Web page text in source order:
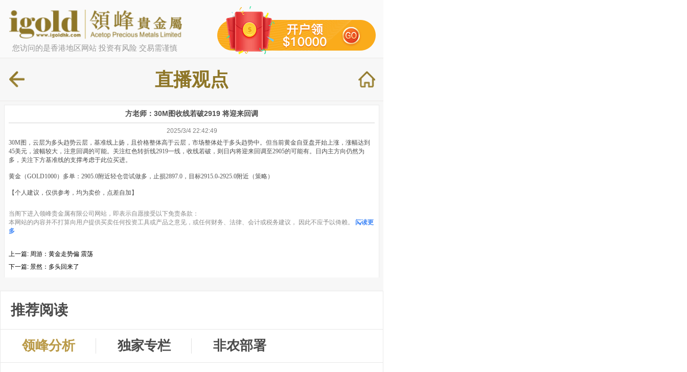
您访问的是香港地区网站 投资有风险 交易需谨慎
直播观点
方老师：30M图收线若破2919 将迎来回调
2025/3/4 22:42:49
30M图，云层为多头趋势云层，基准线上扬，且价格整体高于云层，市场整体处于多头趋势中。但当前黄金自亚盘开始上涨，涨幅达到
45美元，波幅较大，注意回调的可能。关注红色转折线2919一线，收线若破，则日内将迎来回调至2905的可能有。日内主方向仍然为
多，关注下方基准线的支撑考虑于此位买进。
黄金（GOLD1000）多单：2905.0附近轻仓尝试做多，止损2897.0，目标2915.0-2925.0附近（策略）
【个人建议，仅供参考，均为卖价，点差自加】
当阁下进入领峰贵金属有限公司网站，即表示自愿接受以下免责条款：
本网站的内容并不打算向用户提供买卖任何投资工具或产品之意见，或任何财务、法律、会计或税务建议， 因此不应予以倚赖。
阅读更
多
上一篇: 周游：黄金走势偏 震荡
下一篇: 景然：多头回来了
推荐阅读
领峰分析 独家专栏 非农部署